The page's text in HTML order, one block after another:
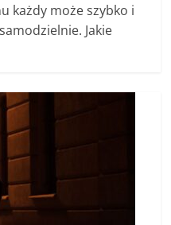
każdy może szybko i
Jakie